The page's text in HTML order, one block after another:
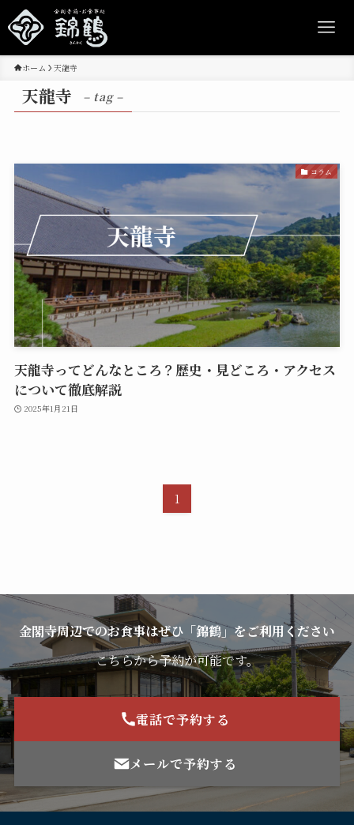
ホーム 天龍寺
天龍寺 – tag –
コラム
天龍寺ってどんなところ？歴史・見どころ・アクセス
について徹底解説
2025年1月21日
1
金閣寺周辺でのお食事はぜひ「錦鶴」をご利用ください
こちらから予約が可能です。
電話で予約する
メールで予約する